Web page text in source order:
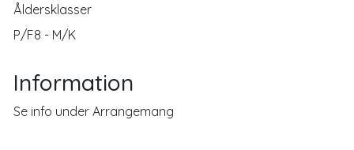
Åldersklasser
P/F8 - M/K
Information
Se info under Arrangemang